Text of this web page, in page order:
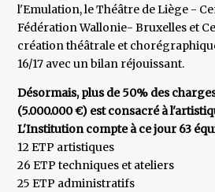
l'Emulation, le Théâtre de Liège -
Fédération Wallonie- Bruxelles et
création théâtrale et
16/17 avec un bilan réjouissant.
Désormais, plus de 50% des
(5.000.000 €) est consacré à
L'Institution compte à ce jour 63
12 ETP artistiques
26 ETP techniques et ateliers
25 ETP administratifs